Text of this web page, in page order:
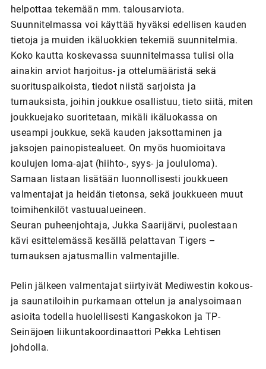
helpottaa tekemään mm. talousarviota.
Suunnitelmassa voi käyttää hyväksi edellisen kauden
tietoja ja muiden ikäluokkien tekemiä suunnitelmia.
Koko kautta koskevassa suunnitelmassa tulisi olla
ainakin arviot harjoitus- ja ottelumääristä sekä
suorituspaikoista, tiedot niistä sarjoista ja
turnauksista, joihin joukkue osallistuu, tieto siitä, miten
joukkuejako suoritetaan, mikäli ikäluokassa on
useampi joukkue, sekä kauden jaksottaminen ja
jaksojen painopistealueet. On myös huomioitava
koulujen loma-ajat (hiihto-, syys- ja joululoma).
Samaan listaan lisätään luonnollisesti joukkueen
valmentajat ja heidän tietonsa, sekä joukkueen muut
toimihenkilöt vastuualueineen.
Seuran puheenjohtaja, Jukka Saarijärvi, puolestaan
kävi esittelemässä kesällä pelattavan Tigers –
turnauksen ajatusmallin valmentajille.
Pelin jälkeen valmentajat siirtyivät Mediwestin kokous-
ja saunatiloihin purkamaan ottelun ja analysoimaan
asioita todella huolellisesti Kangaskokon ja TP-
Seinäjoen liikuntakoordinaattori Pekka Lehtisen
johdolla.